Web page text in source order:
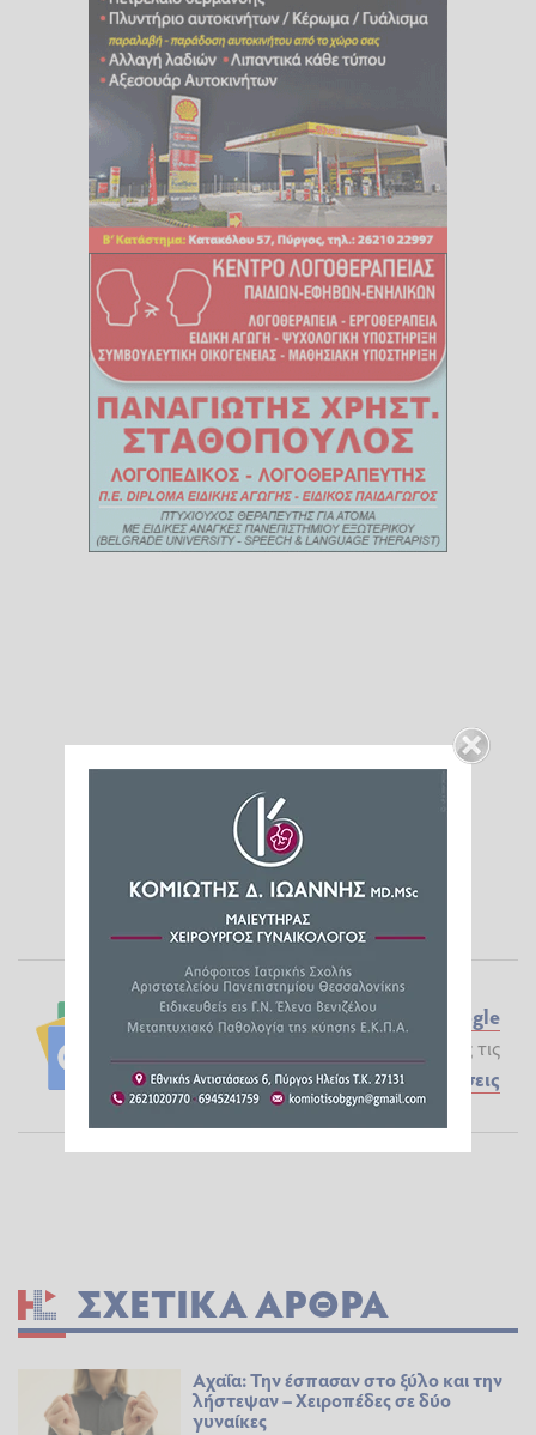
Ακολουθήστε το ilialive.gr στο
Google
και μάθετε πρώτοι όλες τις
Ειδήσεις
ΣΧΕΤΙΚΆ ΆΡΘΡΑ
Αχαΐα: Την έσπασαν στο ξύλο και την
λήστεψαν – Χειροπέδες σε δύο
γυναίκες